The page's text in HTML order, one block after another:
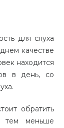
для слуха
качестве
находится
в день, со
обратить
тем меньше